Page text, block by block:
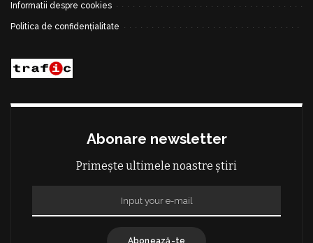
Informatii despre cookies
Politica de confidențialitate
Abonare newsletter
Primește ultimele noastre știri
Abonează-te